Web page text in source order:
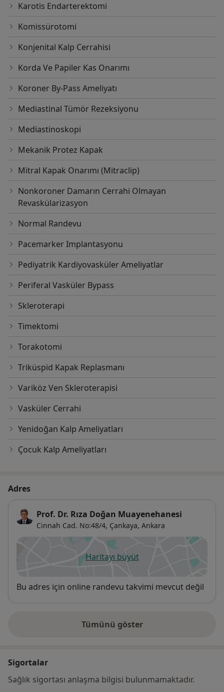
Karotis Endarterektomi
Komissürotomi
Konjenital Kalp Cerrahisi
Korda Ve Papiler Kas Onarımı
Koroner By-Pass Ameliyatı
Mediastinal Tümör Rezeksiyonu
Mediastinoskopi
Mekanik Protez Kapak
Mitral Kapak Onarımı (Mitraclip)
Nonkoroner Damarın Cerrahi Olmayan
Revaskülarizasyon
Normal Randevu
Pacemarker Implantasyonu
Pediyatrik Kardiyovasküler Ameliyatlar
Periferal Vasküler Bypass
Skleroterapi
Timektomi
Torakotomi
Triküspid Kapak Replasmanı
Variköz Ven Skleroterapisi
Vasküler Cerrahi
Yenidoğan Kalp Ameliyatları
Çocuk Kalp Ameliyatları
Adres
Prof. Dr. Rıza Doğan Muayenehanesi
Cinnah Cad. No:48/4, Çankaya, Ankara
Haritayı büyütyeni bir sekmede açılır
Uygunluk
Bu adres için online randevu takvimi mevcut değil
Tümünü göster
adres hakkında
Sigortalar
Sağlık sigortası anlaşma bilgisi bulunmamaktadır.